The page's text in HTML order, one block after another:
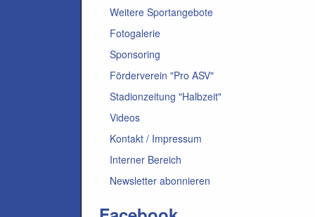
Weitere Sportangebote
Fotogalerie
Sponsoring
Förderverein "Pro ASV"
Stadionzeitung "Halbzeit"
Videos
Kontakt / Impressum
Interner Bereich
Newsletter abonnieren